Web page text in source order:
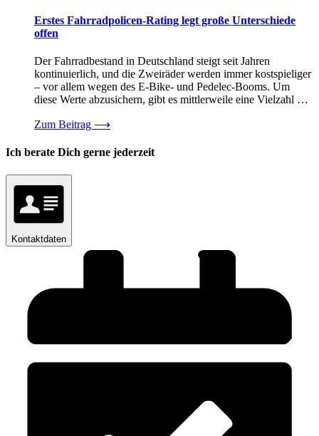
Erstes Fahrradpolicen-Rating legt große Unterschiede
offen
Der Fahrradbestand in Deutschland steigt seit Jahren
kontinuierlich, und die Zweiräder werden immer kostspieliger
– vor allem wegen des E-Bike- und Pedelec-Booms. Um
diese Werte abzusichern, gibt es mittlerweile eine Vielzahl …
Zum Beitrag ⟶
Ich berate Dich gerne jederzeit
Kontaktdaten